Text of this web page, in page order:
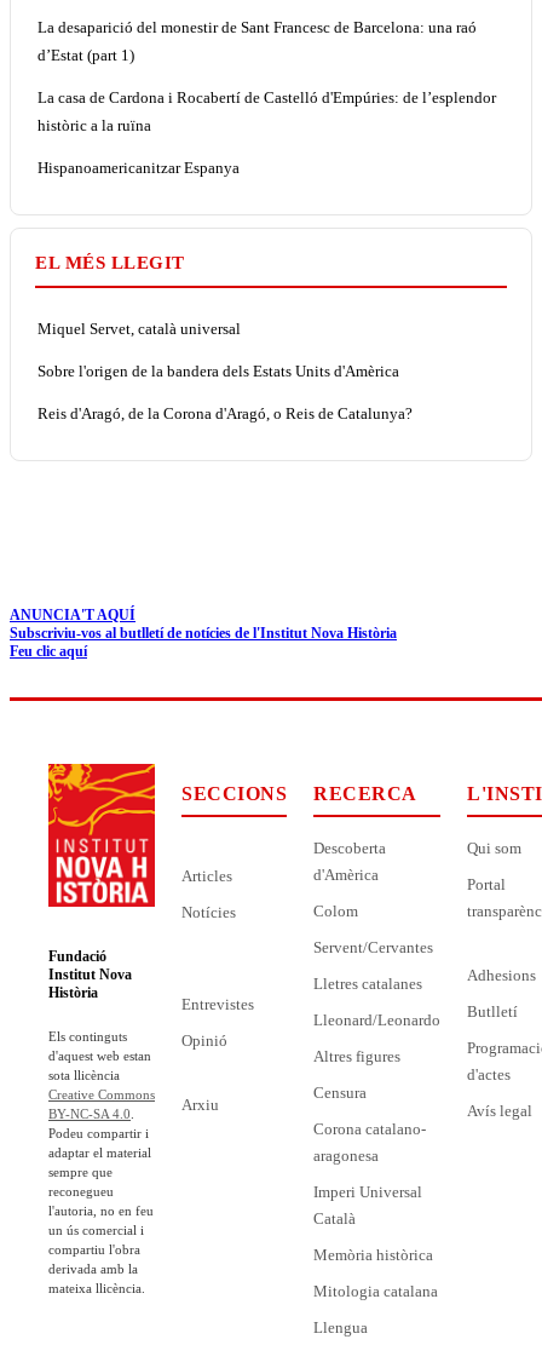
La desaparició del monestir de Sant Francesc de Barcelona: una raó
d’Estat (part 1)
La casa de Cardona i Rocabertí de Castelló d'Empúries: de l’esplendor
històric a la ruïna
Hispanoamericanitzar Espanya
EL MÉS LLEGIT
Miquel Servet, català universal
Sobre l'origen de la bandera dels Estats Units d'Amèrica
Reis d'Aragó, de la Corona d'Aragó, o Reis de Catalunya?
ANUNCIA'T AQUÍ
Subscriviu-vos al butlletí de notícies de l'Institut Nova Història
Feu clic aquí
Fundació
Institut Nova
Història
Els continguts
d'aquest web estan
sota llicència
Creative Commons
BY-NC-SA 4.0
Podeu compartir i
adaptar el material
sempre que
reconegueu
l'autoria, no en feu
un ús comercial i
compartiu l'obra
derivada amb la
mateixa llicència.
SECCIONS
Articles
Notícies
Entrevistes
Opinió
Arxiu
RECERCA
Descoberta
d'Amèrica
Colom
Servent/Cervantes
Lletres catalanes
Lleonard/Leonardo
Altres figures
Censura
Corona catalano-
aragonesa
Imperi Universal
Català
Memòria històrica
Mitologia catalana
Llengua
Qui som
Portal
Adhesions
Butlletí
d'actes
Avís legal